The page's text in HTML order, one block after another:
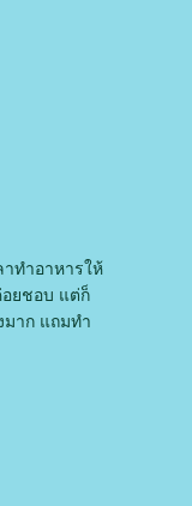
ทำอาหารให้
ยชอบ แต่ก็
าก แถมทำ